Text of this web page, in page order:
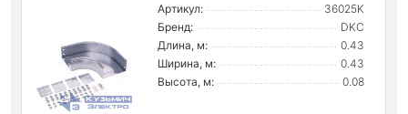
Артикул:
36025K
Бренд:
DKC
Длина, м:
0.43
Ширина, м:
0.43
Высота, м:
0.08